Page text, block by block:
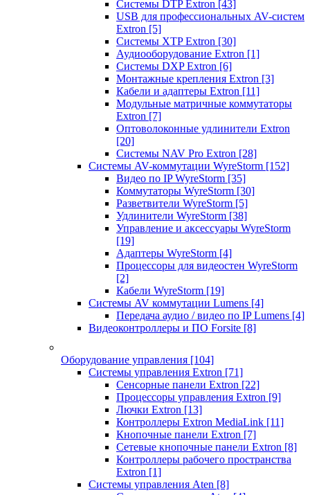
Системы DTP Extron [43]
USB для профессиональных AV-систем
Extron [5]
Системы XTP Extron [30]
Аудиооборудование Extron [1]
Системы DXP Extron [6]
Монтажные крепления Extron [3]
Кабели и адаптеры Extron [11]
Модульные матричные коммутаторы
Extron [7]
Оптоволоконные удлинители Extron
[20]
Системы NAV Pro Extron [28]
Системы AV-коммутации WyreStorm [152]
Видео по IP WyreStorm [35]
Коммутаторы WyreStorm [30]
Разветвители WyreStorm [5]
Удлинители WyreStorm [38]
Управление и аксессуары WyreStorm
[19]
Адаптеры WyreStorm [4]
Процессоры для видеостен WyreStorm
[2]
Кабели WyreStorm [19]
Системы AV коммутации Lumens [4]
Передача аудио / видео по IP Lumens [4]
Видеоконтроллеры и ПО Forsite [8]
Оборудование управления [104]
Системы управления Extron [71]
Сенсорные панели Extron [22]
Процессоры управления Extron [9]
Лючки Extron [13]
Контроллеры Extron MediaLink [11]
Кнопочные панели Extron [7]
Сетевые кнопочные панели Extron [8]
Контроллеры рабочего пространства
Extron [1]
Системы управления Aten [8]